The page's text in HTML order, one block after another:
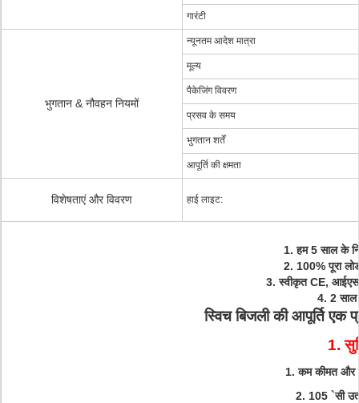
गारंटी
भुगतान & नौवहन नियमों
न्यूनतम आदेश मात्रा
मूल्य
पैकेजिंग विवरण
प्रसव के समय
भुगतान शर्तें
आपूर्ति की क्षमता
विशेषताएं और विवरण हाई लाइट:
1. हम 5 साल के
2. 100% पूरा
3. स्वीकृत CE,
4. 2 साल
स्विच बिजली की आपूर्ति
1.
1. कम कीमत और
2. 105 `सी